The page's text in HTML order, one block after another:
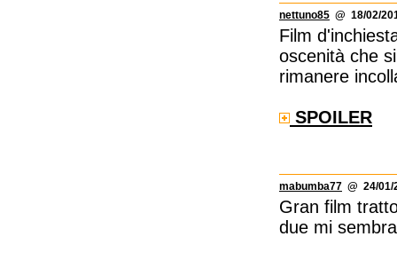
nettuno85 @ 18/02/
Film
oscenità che
rimanere
SPOILER
mabumba77 @ 24/01/
Gran film
due mi